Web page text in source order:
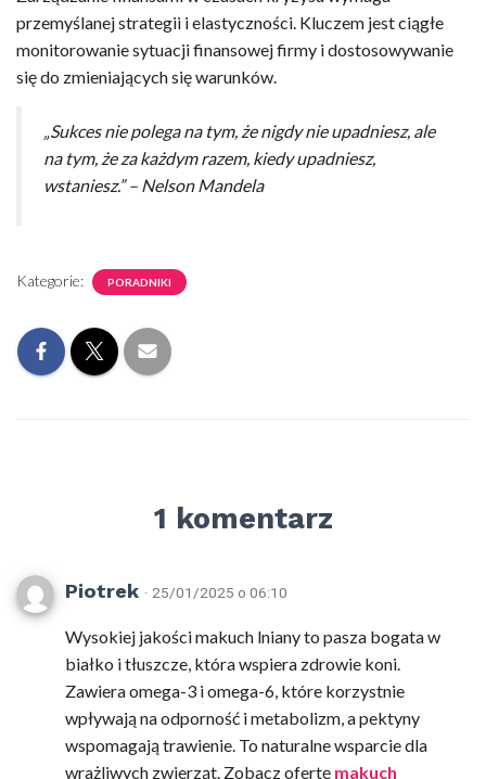
przemyślanej strategii i elastyczności. Kluczem jest ciągłe
monitorowanie sytuacji finansowej firmy i dostosowywanie
się do zmieniających się warunków.
„Sukces nie polega na tym, że nigdy nie upadniesz, ale
na tym, że za każdym razem, kiedy upadniesz,
wstaniesz.”– Nelson Mandela
Kategorie: PORADNIKI
1 komentarz
Piotrek · 25/01/2025 o 06:10
Wysokiej jakości makuch lniany to pasza bogata w
białko i tłuszcze, która wspiera zdrowie koni.
Zawiera omega-3 i omega-6, które korzystnie
wpływają na odporność i metabolizm, a pektyny
wspomagają trawienie. To naturalne wsparcie dla
wrażliwych zwierząt. Zobacz ofertę makuch